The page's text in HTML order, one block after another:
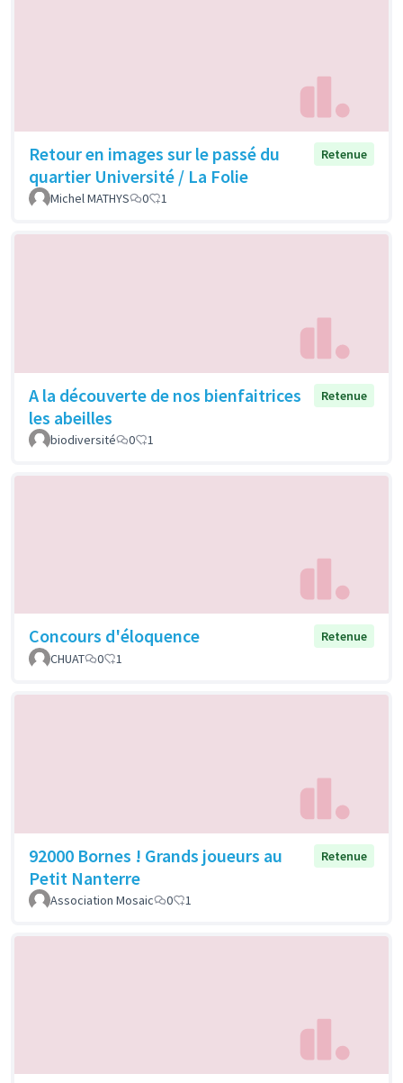
Retour en images sur le passé du
quartier Université / La Folie
Retenue
Michel MATHYS 0 1
A la découverte de nos bienfaitrices
les abeilles
Retenue
biodiversité 0 1
Concours d'éloquence
Retenue
CHUAT
0 1
92000 Bornes ! Grands joueurs au
Petit Nanterre
Retenue
Association Mosaic 0 1